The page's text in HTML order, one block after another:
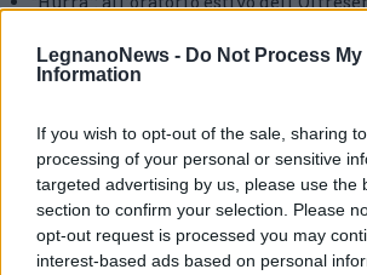
LegnanoNews - Do Not Process My
Information
If you wish to opt-out of the sale, sharing
processing of your personal or sensitive
targeted advertising by us, please use the
section to confirm your selection. Please
opt-out request is processed you may
interest-based ads based on personal
sperimentare il tempo pieno